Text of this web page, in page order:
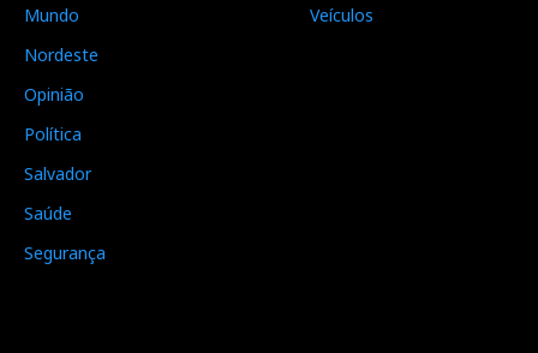
Mundo
Nordeste
Opinião
Política
Salvador
Saúde
Segurança
Veículos